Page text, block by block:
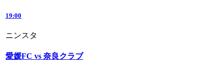
19:00
ニンスタ
愛媛FC vs 奈良クラブ